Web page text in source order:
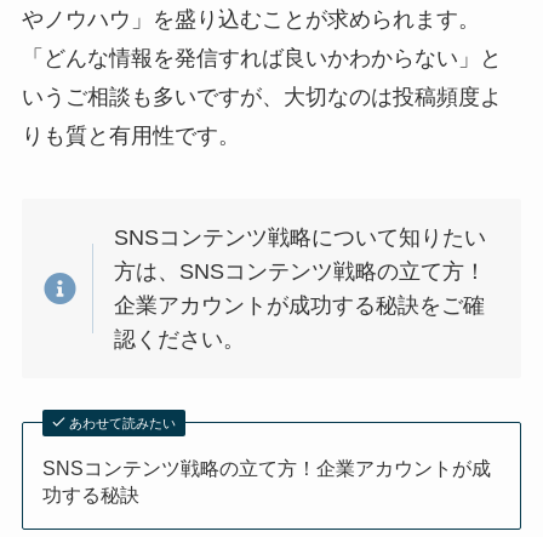
やノウハウ」を盛り込むことが求められます。
「どんな情報を発信すれば良いかわからない」と
いうご相談も多いですが、大切なのは投稿頻度よ
りも質と有用性です。
SNSコンテンツ戦略について知りたい
方は、SNSコンテンツ戦略の立て方！
企業アカウントが成功する秘訣をご確
認ください。
あわせて読みたい
SNSコンテンツ戦略の立て方！企業アカウントが成
功する秘訣